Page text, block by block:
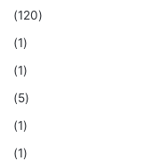
(120)
(1)
(1)
(5)
(1)
(1)